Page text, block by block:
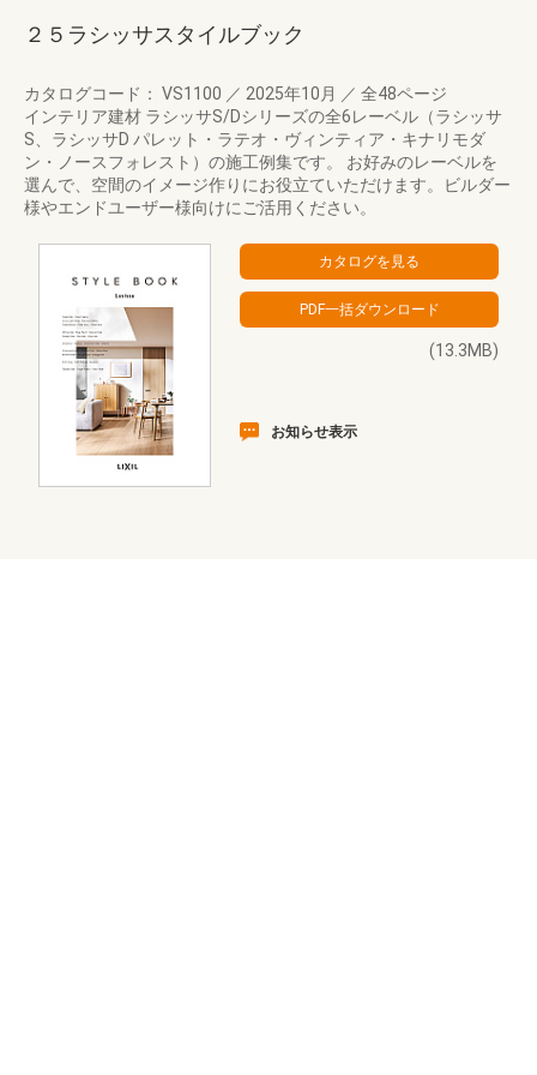
２５ラシッサスタイルブック
カタログコード： VS1100 ／ 2025年10月 ／ 全48ページ
インテリア建材 ラシッサS/Dシリーズの全6レーベル（ラシッサ
S、ラシッサD パレット・ラテオ・ヴィンティア・キナリモダ
ン・ノースフォレスト）の施工例集です。 お好みのレーベルを
選んで、空間のイメージ作りにお役立ていただけます。ビルダー
様やエンドユーザー様向けにご活用ください。
(13.3MB)
お知らせ表示